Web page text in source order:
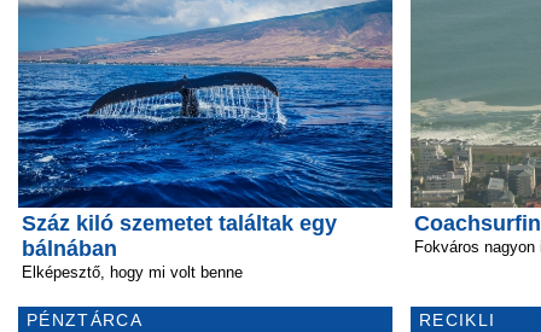
Száz kiló szemetet találtak egy
bálnában
Elképesztő, hogy mi volt benne
PÉNZTÁRCA
Fokváros
RECIKLI